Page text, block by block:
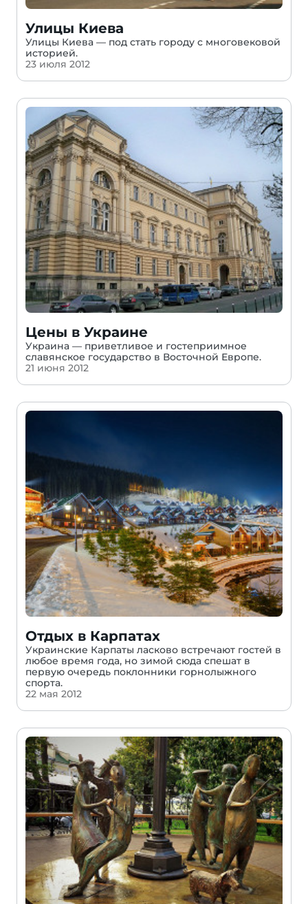
Улицы Киева
Улицы Киева — под стать городу с многовековой
историей.
23 июля 2012
Цены в Украине
Украина — приветливое и гостеприимное
славянское государство в Восточной Европе.
21 июня 2012
Отдых в Карпатах
Украинские Карпаты ласково встречают гостей в
любое время года, но зимой сюда спешат в
первую очередь поклонники горнолыжного
спорта.
22 мая 2012